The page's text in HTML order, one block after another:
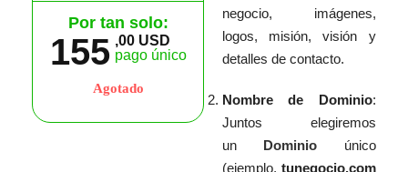
Por tan solo:
155 ,00 USD
pago único
Agotado
negocio, imágenes,
logos, misión, visión y
detalles de contacto.
Nombre de Dominio:
Juntos elegiremos
un Dominio único
(ejemplo, tunegocio.com